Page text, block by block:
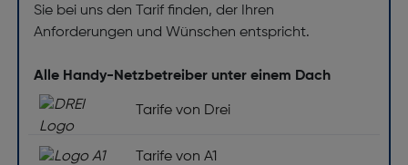
Sie bei uns den Tarif finden, der Ihren
Anforderungen und Wünschen entspricht.
Alle Handy-Netzbetreiber unter einem Dach
Tarife von Drei
Tarife von A1